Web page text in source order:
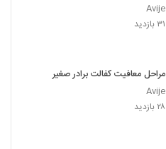
Avije
۳۱ بازدید
مراحل معافیت کفالت برادر صغیر
Avije
۲۸ بازدید